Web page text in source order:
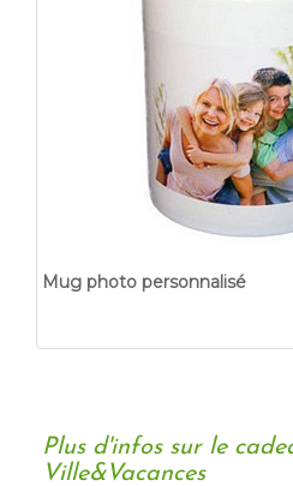
Mug photo personnalisé
Plus d'infos sur le
Ville&Vacances